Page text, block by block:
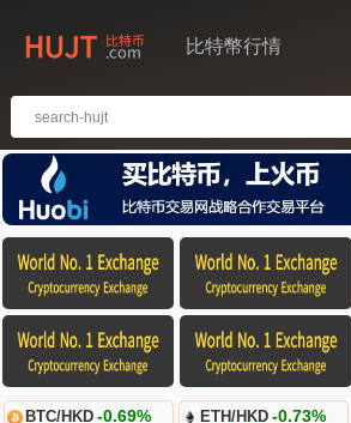
比特幣行情
BTC/HKD -0.69% ETH/HKD -0.73%